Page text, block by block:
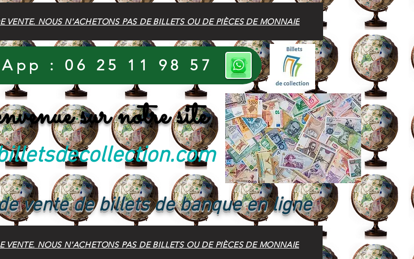
VENTE. NOUS N'ACHETONS PAS DE BILLETS OU DE PIÈCES DE MONNAIE
: 06 25 11 98 57
sur notre site
vente de billets de banque en ligne
VENTE. NOUS N'ACHETONS PAS DE BILLETS OU DE PIÈCES DE MONNAIE